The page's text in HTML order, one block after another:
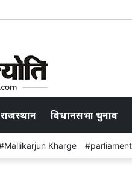
राजस्थान विधानसभा चुनाव
Mallikarjun Kharge